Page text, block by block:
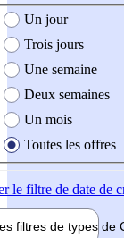
création de l'offre
Un jour
Trois jours
Une semaine
Deux semaines
Un mois
Toutes les offres
le filtre de date de
filtres de types de